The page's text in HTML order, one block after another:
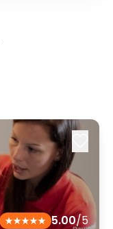
5.00/5